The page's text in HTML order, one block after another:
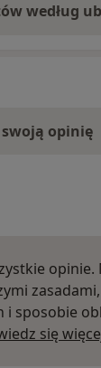
według
opinię
i sposobie
się